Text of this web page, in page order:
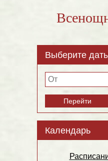
Выберите
Перейти
Календарь